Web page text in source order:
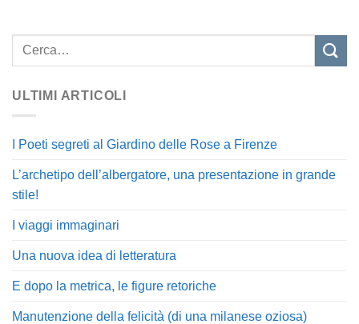
ULTIMI ARTICOLI
I Poeti segreti al Giardino delle Rose a Firenze
L’archetipo dell’albergatore, una presentazione in grande
stile!
I viaggi immaginari
Una nuova idea di letteratura
E dopo la metrica, le figure retoriche
Manutenzione della felicità (di una milanese oziosa)